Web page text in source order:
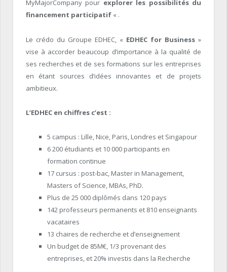
MyMajorCompany pour explorer les possibilités du
financement participatif « .
Le crédo du Groupe EDHEC, « EDHEC for Business »
vise à accorder beaucoup d’importance à la qualité de
ses recherches et de ses formations sur les entreprises
en étant sources d’idées innovantes et de projets
ambitieux.
L’EDHEC en chiffres c’est :
5 campus : Lille, Nice, Paris, Londres et Singapour
6 200 étudiants et 10 000 participants en
formation continue
17 cursus : post-bac, Master in Management,
Masters of Science, MBAs, PhD.
Plus de 25 000 diplômés dans 120 pays
142 professeurs permanents et 810 enseignants
vacataires
13 chaires de recherche et d’enseignement
Un budget de 85M€, 1/3 provenant des
entreprises, et 20% investis dans la Recherche